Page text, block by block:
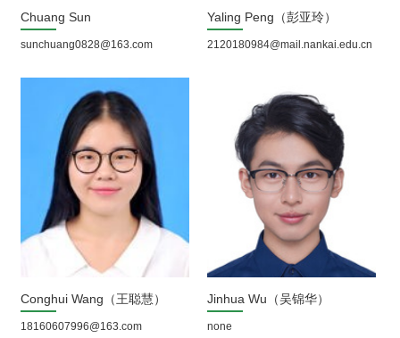
Chuang Sun
sunchuang0828@163.com
Yaling Peng（彭亚玲）
2120180984@mail.nankai.edu.cn
Conghui Wang（王聪慧）
18160607996@163.com
Jinhua Wu（吴锦华）
none